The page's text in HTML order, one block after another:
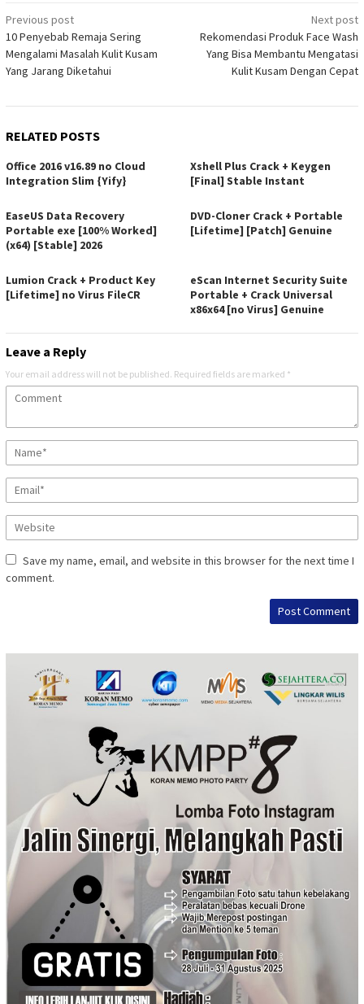
Post
navigation
Previous post
10 Penyebab Remaja Sering
Mengalami Masalah Kulit Kusam
Yang Jarang Diketahui
Next post
Rekomendasi Produk Face Wash
Yang Bisa Membantu Mengatasi
Kulit Kusam Dengan Cepat
RELATED POSTS
Office 2016 v16.89 no Cloud
Integration Slim {Yify}
Xshell Plus Crack + Keygen
[Final] Stable Instant
EaseUS Data Recovery
Portable exe [100% Worked]
(x64) [Stable] 2026
DVD-Cloner Crack + Portable
[Lifetime] [Patch] Genuine
Lumion Crack + Product Key
[Lifetime] no Virus FileCR
eScan Internet Security Suite
Portable + Crack Universal
x86x64 [no Virus] Genuine
Leave a Reply
Your email address will not be published. Required fields are marked *
Save my name, email, and website in this browser for the next time I
comment.